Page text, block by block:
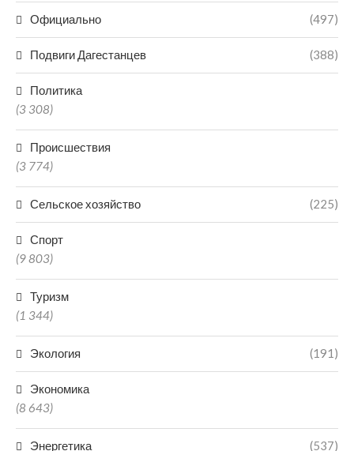
Официально (497)
Подвиги Дагестанцев (388)
Политика
(3 308)
Происшествия
(3 774)
Сельское хозяйство (225)
Спорт
(9 803)
Туризм
(1 344)
Экология (191)
Экономика
(8 643)
Энергетика (537)